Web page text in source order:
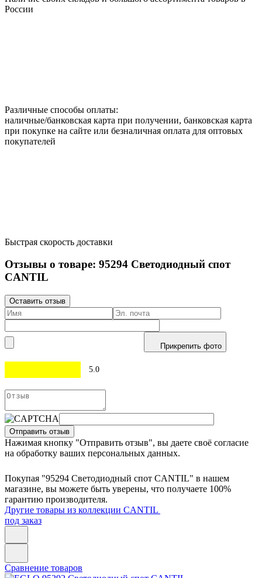
России
Различные способы оплаты:
наличные/банковская карта при получении, банковская карта
при покупке на сайте или безналичная оплата для оптовых
покупателей
Быстрая скорость доставки
Отзывы о товаре: 95294 Светодиодный спот
CANTIL
Оставить отзыв
Прикрепить фото
5.0
Отправить отзыв
Нажимая кнопку "Отправить отзыв", вы даете своё согласие
на обработку ваших персональных данных.
Покупая "95294 Светодиодный спот CANTIL" в нашем
магазине, вы можете быть уверены, что получаете 100%
гарантию производителя.
Другие товары из коллекции CANTIL
под заказ
Сравнение товаров